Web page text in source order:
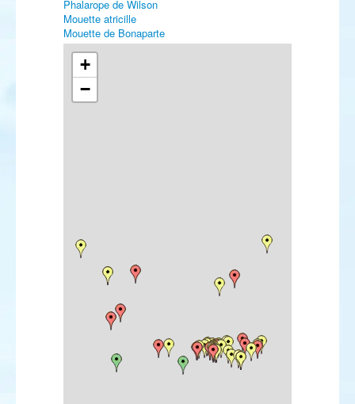
Phalarope de Wilson
Mouette atricille
Mouette de Bonaparte
Sterne élégante
Sterne voyageuse
Cochevis de Thékla
Alouette leucoptère
Pipit à dos olive
Pouillot de Hume
Gobemouche nain
Pie-grièche brune
Moineau espagnol
Roselin githagine
Bruant à gorge blanche
Bruant à calotte blanche
+
−